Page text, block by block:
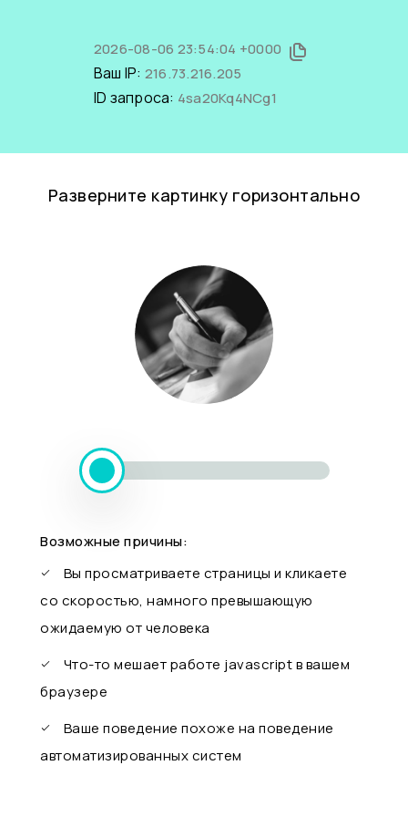
2026-08-06 23:54:04 +0000
Ваш IP: 216.73.216.205
ID запроса: 4sa20Kq4NCg1
Разверните картинку горизонтально
Возможные причины:
Вы просматриваете страницы и кликаете
со скоростью, намного превышающую
ожидаемую от человека
Что-то мешает работе javascript в вашем
браузере
Ваше поведение похоже на поведение
автоматизированных систем